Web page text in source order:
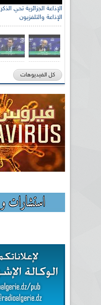
الإذاعة والتلفزيون
كل الفيديوهات